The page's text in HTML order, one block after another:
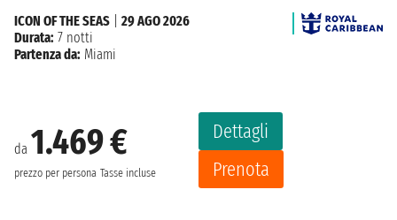
da 1.469 €
prezzo per persona Tasse incluse
Dettagli
Prenota
ICON OF THE SEAS
29 AGO 2026
Durata: 7 notti
Partenza da: Miami